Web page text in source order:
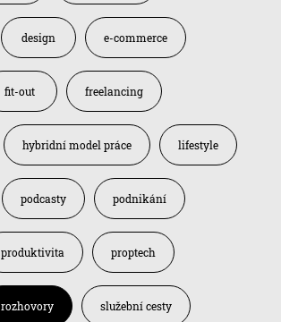
design e-commerce
fit-out freelancing
hybridní model práce lifestyle
podcasty podnikání
produktivita proptech
rozhovory služební cesty